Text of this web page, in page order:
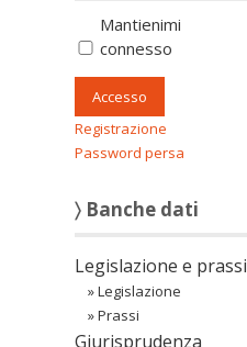
Mantienimi
connesso
Accesso
Registrazione
Password persa
〉 Banche dati
Legislazione e prassi
»Legislazione
»Prassi
Giurisprudenza